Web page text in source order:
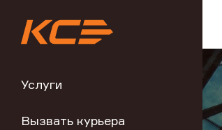
Услуги
Вызвать курьера